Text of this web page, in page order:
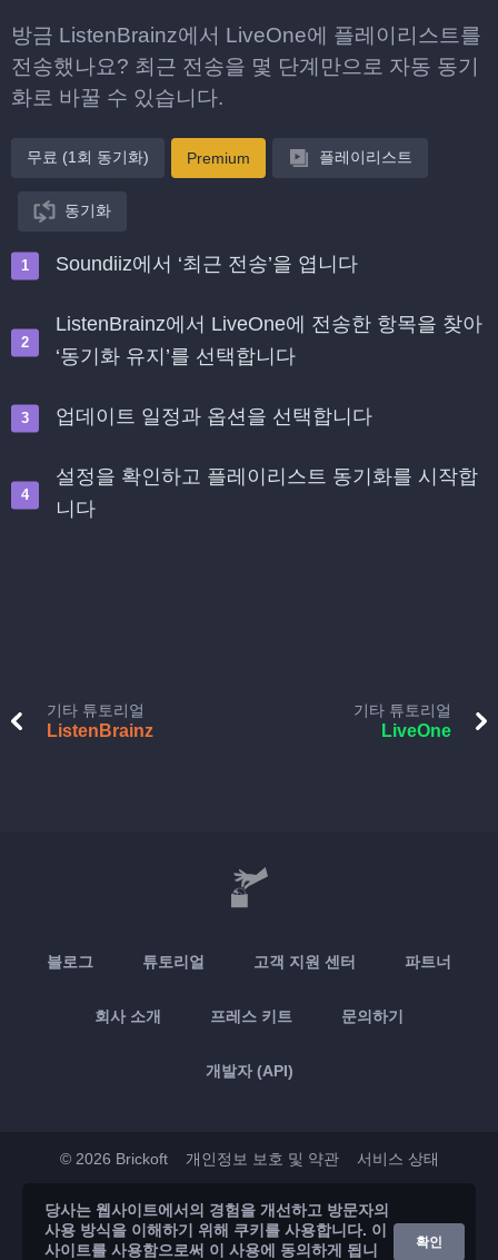
방금 ListenBrainz에서 LiveOne에 플레이리스트를
전송했나요? 최근 전송을 몇 단계만으로 자동 동기
화로 바꿀 수 있습니다.
무료 (1회 동기화) Premium 플레이리스트
동기화
Soundiiz에서 ‘최근 전송’을 엽니다
ListenBrainz에서 LiveOne에 전송한 항목을 찾아
‘동기화 유지’를 선택합니다
업데이트 일정과 옵션을 선택합니다
설정을 확인하고 플레이리스트 동기화를 시작합
니다
기타 튜토리얼
ListenBrainz
기타 튜토리얼
LiveOne
블로그 튜토리얼 고객 지원 센터 파트너
회사 소개 프레스 키트 문의하기
개발자 (API)
© 2026 Brickoft 개인정보 보호 및 약관 서비스 상태
App Store Google Play
당사는 웹사이트에서의 경험을 개선하고 방문자의
사용 방식을 이해하기 위해 쿠키를 사용합니다. 이
사이트를 사용함으로써 이 사용에 동의하게 됩니
확인